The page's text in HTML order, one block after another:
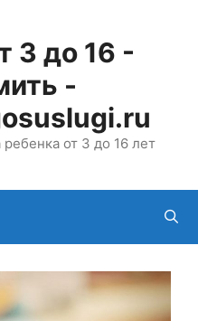
3 до 16 -
-
от 3 до 16 лет